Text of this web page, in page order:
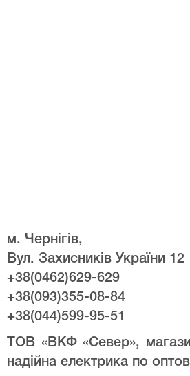
м. Чернігів,
Вул. Захисників України 12
+38(0462)629-629
+38(093)355-08-84
+38(044)599-95-51
ТОВ «ВКФ «Север»,
надійна електрика по